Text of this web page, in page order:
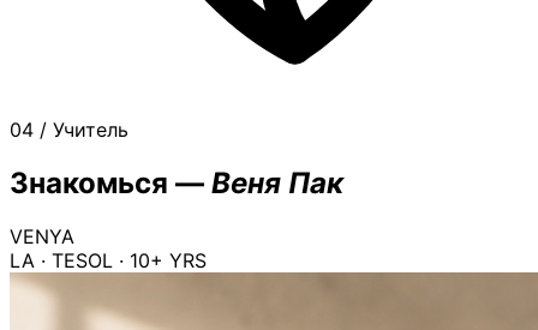
04 / Учитель
Знакомься — Веня Пак
VENYA
LA · TESOL · 10+ YRS